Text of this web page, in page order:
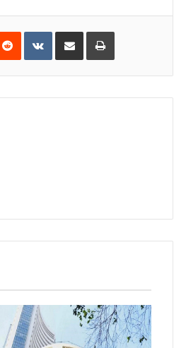
Reddit VKontakteShare
Email
Print